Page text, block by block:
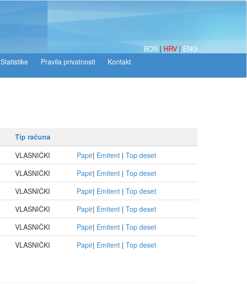
BOS | HRV | ENG
Statistike
Tip računa
VLASNIČKI Papir| Emitent | Top deset
VLASNIČKI Papir| Emitent | Top deset
VLASNIČKI Papir| Emitent | Top deset
VLASNIČKI Papir| Emitent | Top deset
VLASNIČKI Papir| Emitent | Top deset
VLASNIČKI Papir| Emitent | Top deset